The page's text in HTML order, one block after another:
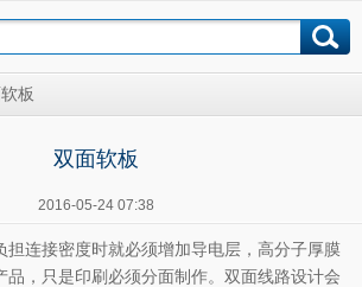
板
双面软板
2016-05-24 07:38
担连接密度时就必须增加导电层，高分子厚膜
品，只是印刷必须分面制作。双面线路设计会